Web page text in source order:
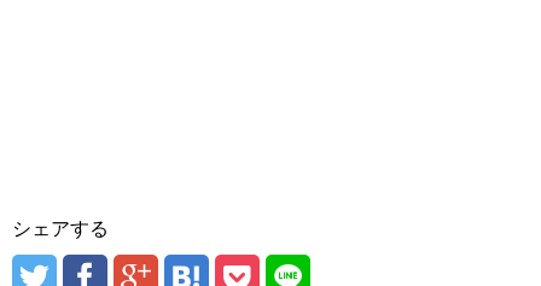
シェアする